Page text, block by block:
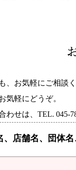
、お気軽にご相談く
気軽にどうぞ。
わせは、TEL. 045-
、店舗名、団体名